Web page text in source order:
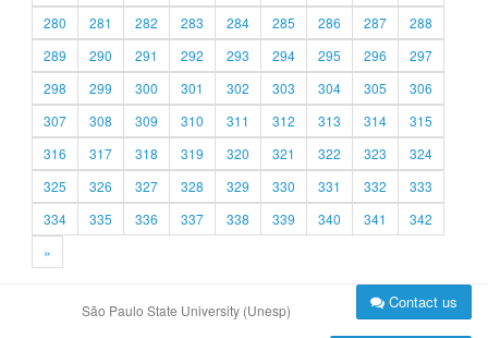
280
281 282 283 284 285 286 287
288
289
290 291 292 293 294 295 296
297
298
299 300 301 302 303 304 305
306
307
308 309 310 311 312 313 314
315
316
317 318 319 320 321 322 323
324
325
326 327 328 329 330 331 332
333
334
335 336 337 338 339 340 341
342
»
São Paulo State University (Unesp) Contact us